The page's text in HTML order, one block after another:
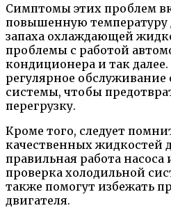
Симптомы этих проблем
повышенную температуру
запаха охлаждающей
проблемы с работой
кондиционера и так
регулярное
системы, чтобы
перегрузку.
Кроме того, следует
качественных жидкостей
правильная работа насоса
проверка холодильной
также помогут избежать
двигателя.